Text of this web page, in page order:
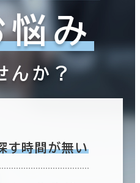
悩み
んか？
す時間が無い